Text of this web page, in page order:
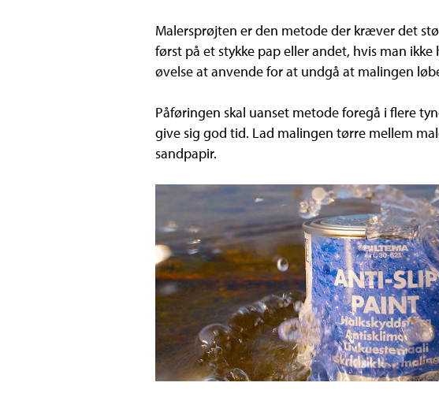
Malersprøjten er den metode der kræver det
først på et stykke pap eller andet, hvis man
øvelse at anvende for at undgå at malingen
Påføringen skal uanset metode foregå i flere
give sig god tid. Lad malingen tørre mellem
sandpapir.